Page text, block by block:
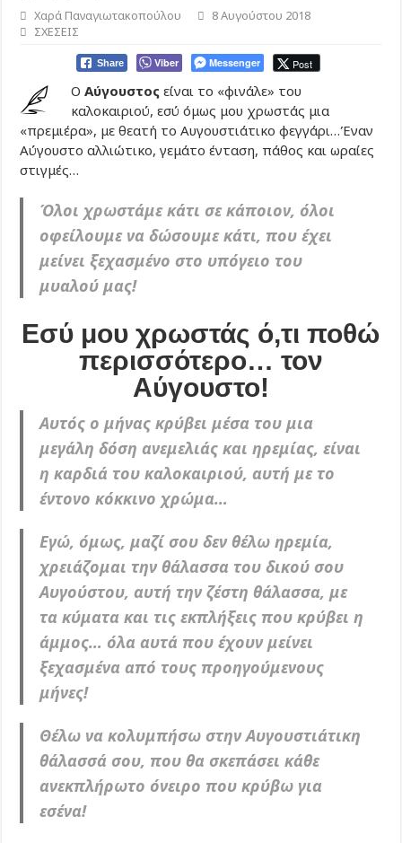
Χαρά Παναγιωτακοπούλου
8 Αυγούστου 2018
ΣΧΕΣΕΙΣ
Share Viber Messenger Post
ΟΑύγουστος είναι το «φινάλε» του
καλοκαιριού, εσύ όμως μου χρωστάς μια
«πρεμιέρα», με θεατή το Αυγουστιάτικο φεγγάρι…Έναν
Αύγουστο αλλιώτικο, γεμάτο ένταση, πάθος και ωραίες
στιγμές…
Όλοι χρωστάμε κάτι σε κάποιον, όλοι
οφείλουμε να δώσουμε κάτι, που έχει
μείνει ξεχασμένο στο υπόγειο του
μυαλού μας!
Εσύ μου χρωστάς ό,τι ποθώ
περισσότερο… τον
Αύγουστο!
Αυτός ο μήνας κρύβει μέσα του μια
μεγάλη δόση ανεμελιάς και ηρεμίας, είναι
η καρδιά του καλοκαιριού, αυτή με το
έντονο κόκκινο χρώμα…
Εγώ, όμως, μαζί σου δεν θέλω ηρεμία,
χρειάζομαι την θάλασσα του δικού σου
Αυγούστου, αυτή την ζέστη θάλασσα, με
τα κύματα και τις εκπλήξεις που κρύβει η
άμμος… όλα αυτά που έχουν μείνει
ξεχασμένα από τους προηγούμενους
μήνες!
Θέλω να κολυμπήσω στην Αυγουστιάτικη
θάλασσά σου, που θα σκεπάσει κάθε
ανεκπλήρωτο όνειρο που κρύβω για
εσένα!